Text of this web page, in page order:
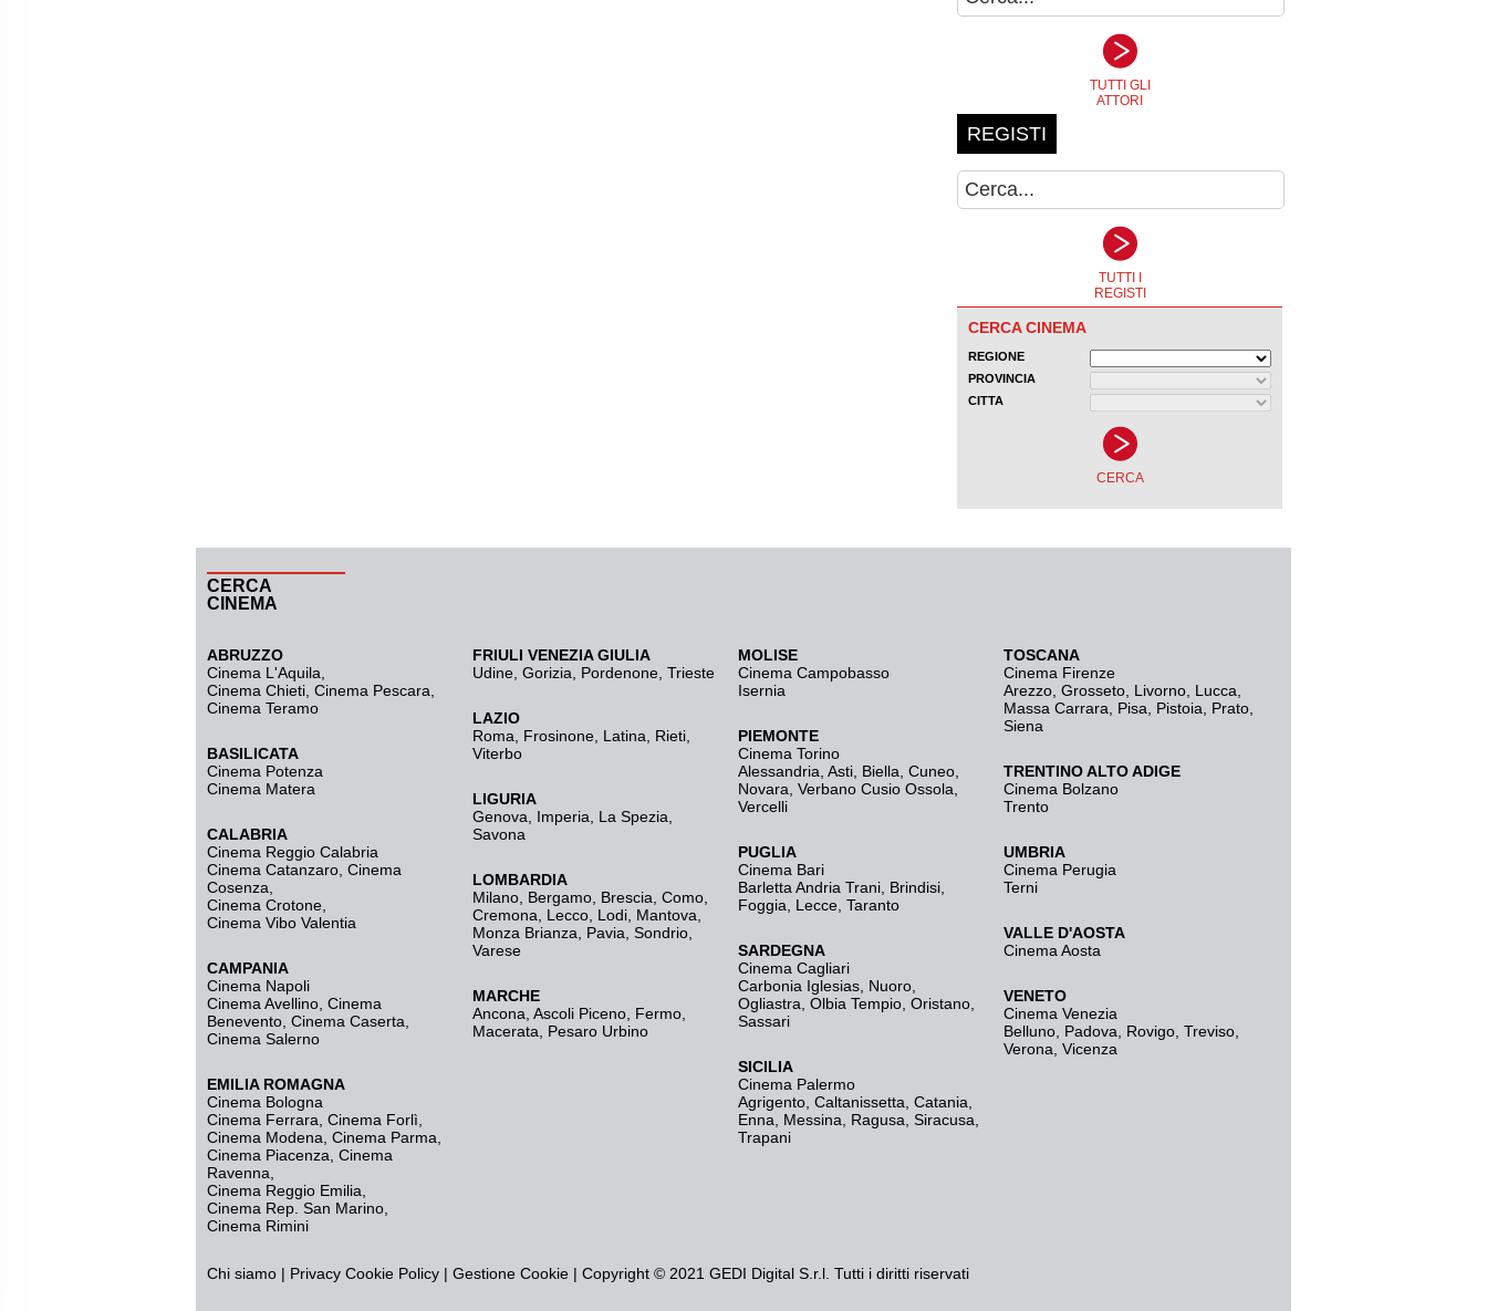
CERCA
CINEMA
ABRUZZO
Cinema L'Aquila
Cinema Chieti, Cinema Pescara,
Cinema Teramo
BASILICATA
Cinema Potenza
Cinema Matera
CALABRIA
Cinema Reggio Calabria
Cinema Catanzaro Cinema
Cosenza
Cinema Crotone
Cinema Vibo Valentia
CAMPANIA
Cinema Napoli
Cinema Avellino Cinema
Benevento Cinema Caserta
Cinema Salerno
EMILIA ROMAGNA
Cinema Bologna
Cinema Ferrara Cinema Forlì
Cinema Modena Cinema Parma
Cinema Piacenza Cinema
Ravenna
Cinema Reggio Emilia
Cinema Rep. San Marino
Cinema Rimini
FRIULI VENEZIA GIULIA
Udine Gorizia Pordenone Trieste
LAZIO
Roma
Frosinone Latina Rieti
Viterbo
LIGURIA
Genova
Imperia La Spezia
Savona
LOMBARDIA
Milano Bergamo Brescia, Como
Cremona
Lecco Lodi Mantova
Monza Brianza
Pavia Sondrio
Varese
MARCHE
Ancona Ascoli Piceno Fermo
Macerata
Pesaro Urbino
MOLISE
Cinema Campobasso
Isernia
PIEMONTE
Cinema Torino
Alessandria Asti Biella Cuneo
Novara Verbano Cusio Ossola
Vercelli
PUGLIA
Cinema Bari
Barletta Andria Trani Brindisi
Foggia
Lecce Taranto
SARDEGNA
Cinema Cagliari
Carbonia Iglesias Nuoro
Ogliastra Olbia Tempio Oristano
Sassari
SICILIA
Cinema Palermo
Agrigento Caltanissetta Catania
Enna
Messina Ragusa Siracusa
Trapani
TOSCANA
Cinema Firenze
Arezzo Grosseto Livorno Lucca
Massa Carrara
Pisa Pistoia Prato
Siena
TRENTINO ALTO ADIGE
Cinema Bolzano
Trento
UMBRIA
Cinema Perugia
Terni
VALLE D'AOSTA
Cinema Aosta
VENETO
Cinema Venezia
Belluno Padova Rovigo Treviso
Verona Vicenza
Chi siamo | Privacy Cookie Policy | Gestione Cookie | Copyright © 2021 GEDI Digital S.r.l. Tutti i diritti riservati